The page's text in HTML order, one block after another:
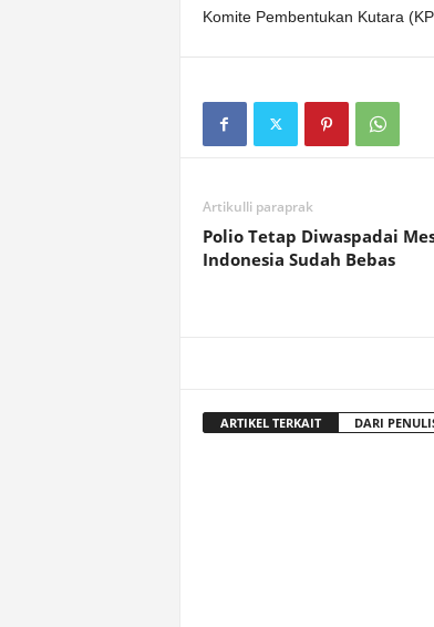
Komite Pembentukan Kutara
Artikulli paraprak
Polio Tetap Diwaspadai
Indonesia Sudah Bebas
ARTIKEL TERKAIT DARI